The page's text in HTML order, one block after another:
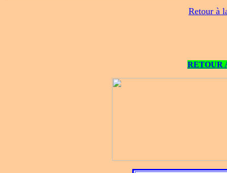
Retour à
RETOUR